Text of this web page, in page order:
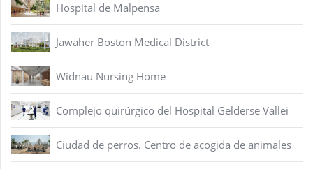
Hospital de Malpensa
Jawaher Boston Medical District
Widnau Nursing Home
Complejo quirúrgico del Hospital Gelderse Vallei
Ciudad de perros. Centro de acogida de animales